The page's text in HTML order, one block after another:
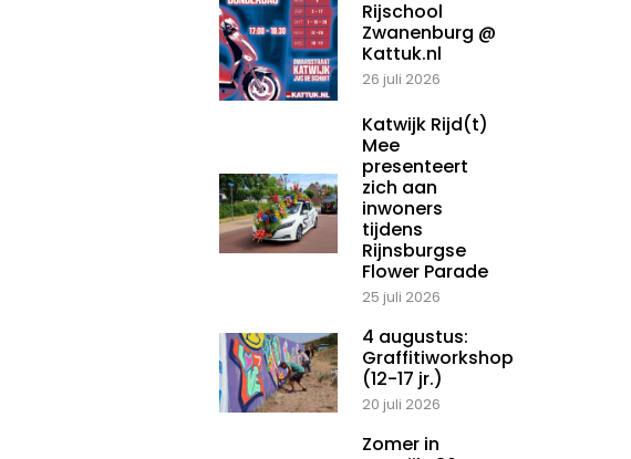
Rijschool
Zwanenburg @
Kattuk.nl
26 juli 2026
Katwijk Rijd(t)
Mee
presenteert
zich aan
inwoners
tijdens
Rijnsburgse
Flower Parade
25 juli 2026
4 augustus:
Graffitiworkshop
(12-17 jr.)
20 juli 2026
Zomer in